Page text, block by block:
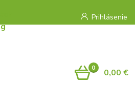
Prihlásenie
0 0,00 €